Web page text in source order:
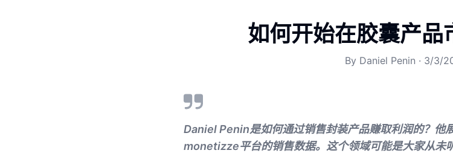
如何开始在胶囊产品
By Daniel Penin · 3/3/
Daniel Penin是如何通过销售封装产品赚取利润的？他
monetizze平台的销售数据。这个领域可能是大家从未